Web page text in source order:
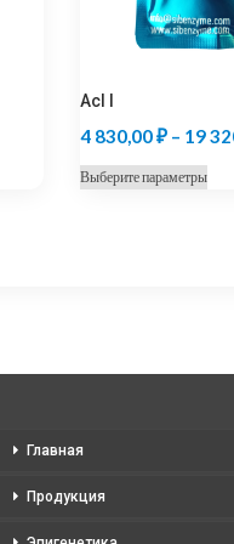
Acl I
4 830,00₽ – 19
Выберите параметрыЭтот
Главная
Продукция